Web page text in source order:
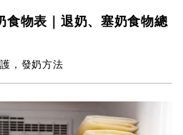
食物表｜退奶、塞奶食物總
， 發奶方法